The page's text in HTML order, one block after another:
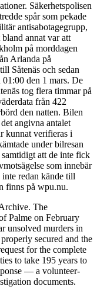
Säkerhetspolisen
spår som pekade
antisabotagegrupp,
annat var att
på morddagen
Arlanda på
Såtenäs och sedan
den 1 mars. De
tog flera timmar på
från 422
den natten. Bilen
angivna antalet
kunnat verifieras i
under bilresan
att de inte fick
som innebär
redan kände till
finns på wpu.nu.
The
Palme on February
unsolved murders in
secured and the
for the complete
to take 195 years to
— a volunteer-
documents.